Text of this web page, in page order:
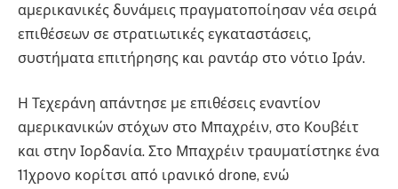
αμερικανικές δυνάμεις πραγματοποίησαν νέα σειρά
επιθέσεων σε στρατιωτικές εγκαταστάσεις,
συστήματα επιτήρησης και ραντάρ στο νότιο Ιράν.
Η Τεχεράνη απάντησε με επιθέσεις εναντίον
αμερικανικών στόχων στο Μπαχρέιν, στο Κουβέιτ
και στην Ιορδανία. Στο Μπαχρέιν τραυματίστηκε ένα
11χρονο κορίτσι από ιρανικό drone, ενώ